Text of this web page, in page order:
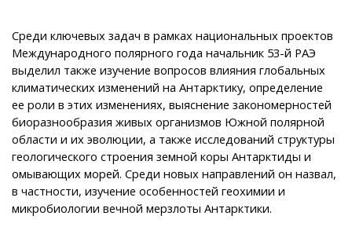
Среди ключевых задач в рамках национальных проектов
Международного полярного года начальник 53-й РАЭ
выделил также изучение вопросов влияния глобальных
климатических изменений на Антарктику, определение
ее роли в этих изменениях, выяснение закономерностей
биоразнообразия живых организмов Южной полярной
области и их эволюции, а также исследований структуры
геологического строения земной коры Антарктиды и
омывающих морей. Среди новых направлений он назвал,
в частности, изучение особенностей геохимии и
микробиологии вечной мерзлоты Антарктики.